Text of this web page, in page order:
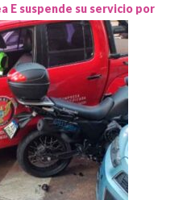
E suspende su servicio por